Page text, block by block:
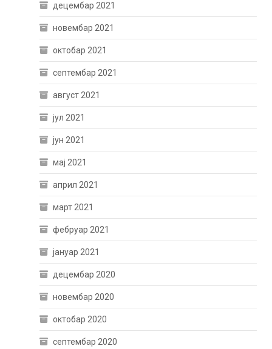
децембар 2021
новембар 2021
октобар 2021
септембар 2021
август 2021
јул 2021
јун 2021
мај 2021
април 2021
март 2021
фебруар 2021
јануар 2021
децембар 2020
новембар 2020
октобар 2020
септембар 2020